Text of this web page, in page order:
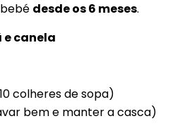
desde os 6 meses.
e canela
colheres de sopa)
bem e manter a casca)